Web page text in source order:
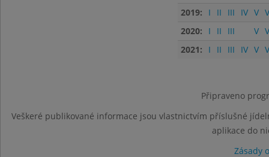
2019:
I II III IV V
2020:
I II III V
2021:
I II III IV V
Připraveno
Veškeré publikované informace jsou vlastnictvím příslušné
aplikace do
Zásady